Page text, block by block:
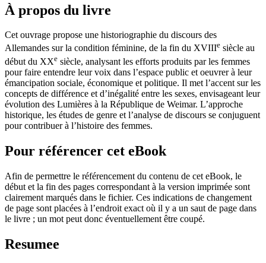
À propos du livre
Cet ouvrage propose une historiographie du discours des
Allemandes sur la condition féminine, de la fin du XVIIIe siècle au
début du XXe siècle, analysant les efforts produits par les femmes
pour faire entendre leur voix dans l’espace public et oeuvrer à leur
émancipation sociale, économique et politique. Il met l’accent sur les
concepts de différence et d’inégalité entre les sexes, envisageant leur
évolution des Lumières à la République de Weimar. L’approche
historique, les études de genre et l’analyse de discours se conjuguent
pour contribuer à l’histoire des femmes.
Pour référencer cet eBook
Afin de permettre le référencement du contenu de cet eBook, le
début et la fin des pages correspondant à la version imprimée sont
clairement marqués dans le fichier. Ces indications de changement
de page sont placées à l’endroit exact où il y a un saut de page dans
le livre ; un mot peut donc éventuellement être coupé.
Resumee